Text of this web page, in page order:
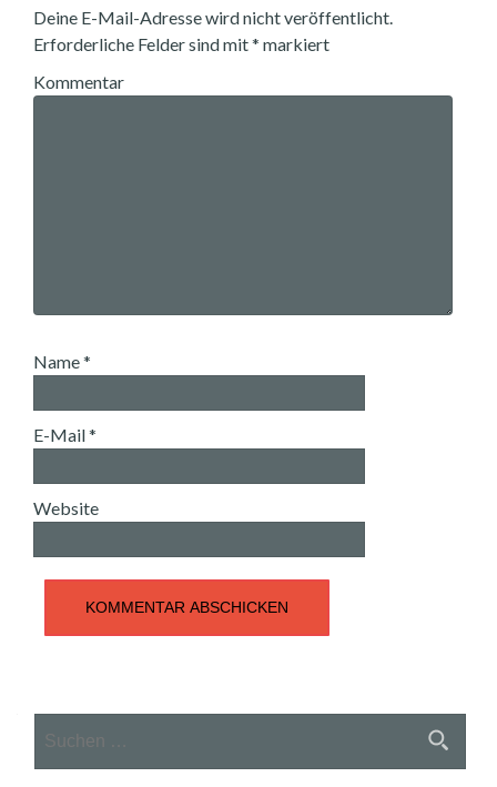
Deine E-Mail-Adresse wird nicht veröffentlicht.
Erforderliche Felder sind mit* markiert
Kommentar
Name*
E-Mail*
Website